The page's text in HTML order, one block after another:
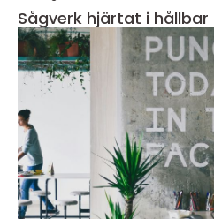
Sågverk hjärtat i